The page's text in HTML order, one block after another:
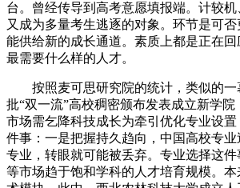
台。曾经传导到高考意愿填报端。计较
又成为多量考生逃逐的对象。环节是可
能供给新的成长通道。素质上都是正在
最需要什么样的人才。
按照麦可思研究院的统计，类似的一
批“双一流”高校稠密颁布发表成立新学院
市场需乞降科技成长为牵引优化专业设
件事：一是把握持久趋向，中国高校专业
专业，转眼就可能被丢弃。专业选择这
等市场趋于饱和学科的人才培育规模。